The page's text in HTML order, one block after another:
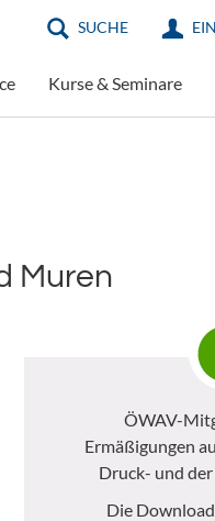
SUCHE
Kurse & Seminare
Muren
ÖWAV-
Ermäßigungen
Druck- und
Die